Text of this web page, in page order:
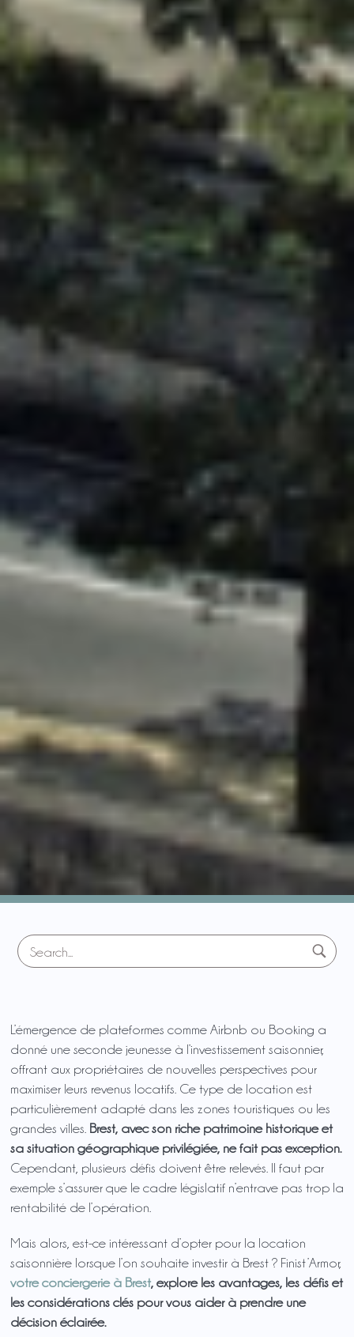
L’émergence de plateformes comme Airbnb ou Booking a
donné une seconde jeunesse à l’investissement saisonnier,
offrant aux propriétaires de nouvelles perspectives pour
maximiser leurs revenus locatifs. Ce type de location est
particulièrement adapté dans les zones touristiques ou les
grandes villes. Brest, avec son riche patrimoine historique et
sa situation géographique privilégiée, ne fait pas exception.
Cependant, plusieurs défis doivent être relevés. Il faut par
exemple s’assurer que le cadre législatif n’entrave pas trop la
rentabilité de l’opération.
Mais alors, est-ce intéressant d’opter pour la location
saisonnière lorsque l’on souhaite investir à Brest ? Finist’Armor,
votre conciergerie à Brest, explore les avantages, les défis et
les considérations clés pour vous aider à prendre une
décision éclairée.